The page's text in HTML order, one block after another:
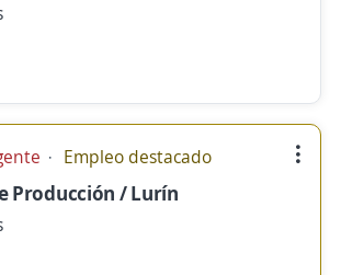
Empleo destacado
Producción / Lurín